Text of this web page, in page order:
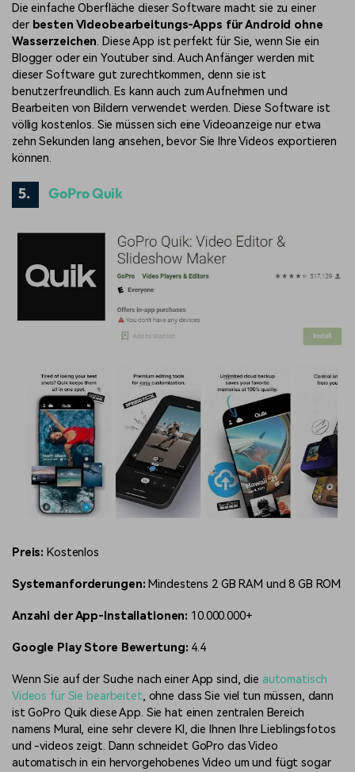
Die einfache Oberfläche dieser Software macht sie zu einer
der besten Videobearbeitungs-Apps für Android ohne
Wasserzeichen. Diese App ist perfekt für Sie, wenn Sie ein
Blogger oder ein Youtuber sind. Auch Anfänger werden mit
dieser Software gut zurechtkommen, denn sie ist
benutzerfreundlich. Es kann auch zum Aufnehmen und
Bearbeiten von Bildern verwendet werden. Diese Software ist
völlig kostenlos. Sie müssen sich eine Videoanzeige nur etwa
zehn Sekunden lang ansehen, bevor Sie Ihre Videos exportieren
können.
5. GoPro Quik
Preis: Kostenlos
Systemanforderungen: Mindestens 2 GB RAM und 8 GB ROM
Anzahl der App-Installationen: 10.000.000+
Google Play Store Bewertung: 4.4
Wenn Sie auf der Suche nach einer App sind, die automatisch
Videos für Sie bearbeitet, ohne dass Sie viel tun müssen, dann
ist GoPro Quik diese App. Sie hat einen zentralen Bereich
namens Mural, eine sehr clevere KI, die Ihnen Ihre Lieblingsfotos
und -videos zeigt. Dann schneidet GoPro das Video
automatisch in ein hervorgehobenes Video um und fügt sogar